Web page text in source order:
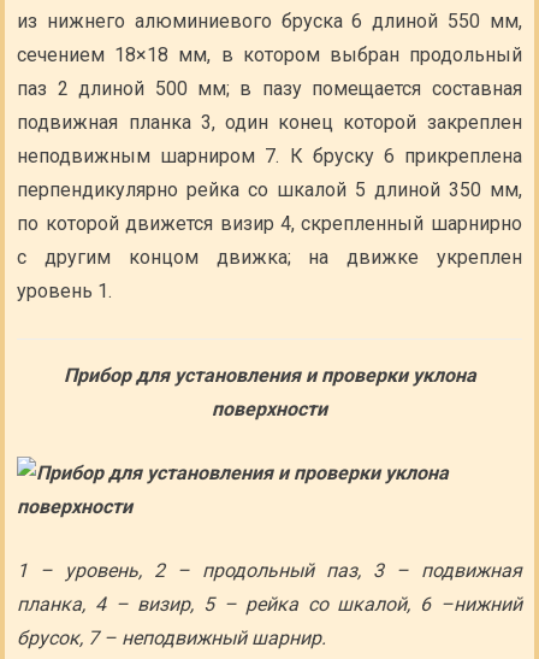
из нижнего алюминиевого бруска 6 длиной 550 мм,
сечением 18×18 мм, в котором выбран продольный
паз 2 длиной 500 мм; в пазу помещается составная
подвижная планка 3, один конец которой закреплен
неподвижным шарниром 7. К бруску 6 прикреплена
перпендикулярно рейка со шкалой 5 длиной 350 мм,
по которой движется визир 4, скрепленный шарнирно
с другим концом движка; на движке укреплен
уровень 1.
Прибор для установления и проверки уклона
поверхности
1 – уровень, 2 – продольный паз, 3 – подвижная
планка, 4 – визир, 5 – рейка со шкалой, 6 –нижний
брусок, 7 – неподвижный шарнир.